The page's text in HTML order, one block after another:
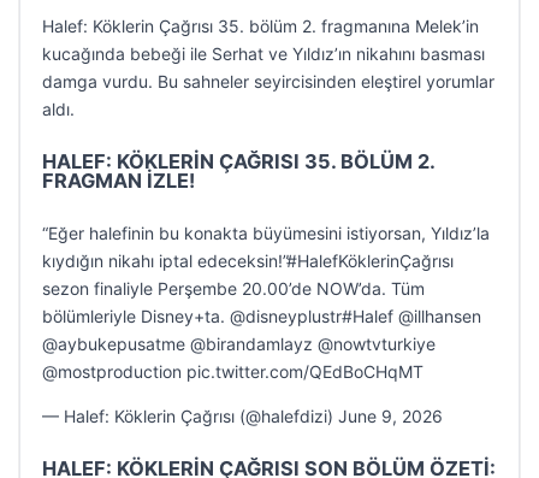
Halef: Köklerin Çağrısı 35. bölüm 2. fragmanına Melek’in
kucağında bebeği ile Serhat ve Yıldız’ın nikahını basması
damga vurdu. Bu sahneler seyircisinden eleştirel yorumlar
aldı.
HALEF: KÖKLERİN ÇAĞRISI 35. BÖLÜM 2.
FRAGMAN İZLE!
“Eğer halefinin bu konakta büyümesini istiyorsan, Yıldız’la
kıydığın nikahı iptal edeceksin!”#HalefKöklerinÇağrısı
sezon finaliyle Perşembe 20.00’de NOW’da. Tüm
bölümleriyle Disney+ta. @disneyplustr#Halef @illhansen
@aybukepusatme @birandamlayz @nowtvturkiye
@mostproduction pic.twitter.com/QEdBoCHqMT
— Halef: Köklerin Çağrısı (@halefdizi) June 9, 2026
HALEF: KÖKLERİN ÇAĞRISI SON BÖLÜM ÖZETİ: